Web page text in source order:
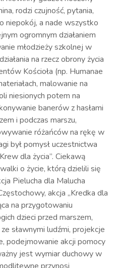
rodzi czujność, pytania,
niepokój, a nade wszystko
ogromnym działaniem
młodzieży szkolnej w
na rzecz obrony życia
Kościoła (np. Humanae
malowanie na
niesionych potem na
banerów z hasłami
i podczas marszu,
różańców na rękę w
był pomysł uczestnictwa
dla życia”. Ciekawą
o życie, którą dzielili się
Pielucha dla Malucha
akcja „Kredka dla
na przygotowaniu
dzieci przed marszem,
sławnymi ludźmi, projekcje
podejmowanie akcji pomocy
jest wymiar duchowy w
przynosi